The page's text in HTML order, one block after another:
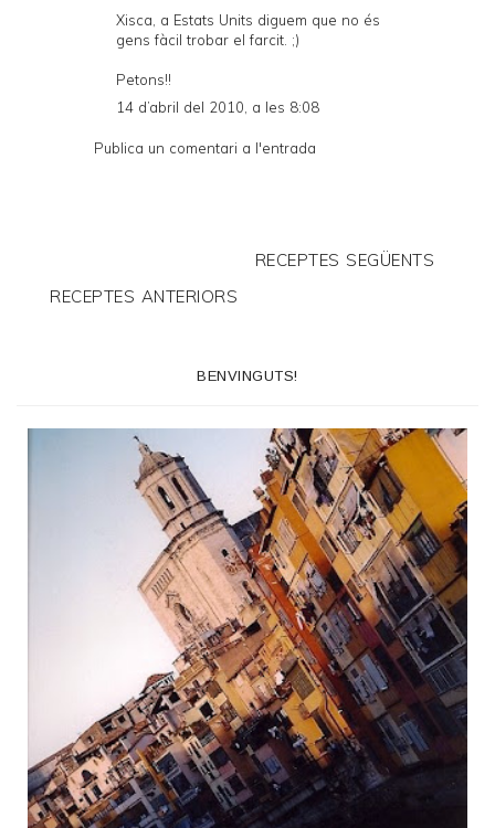
Xisca, a Estats Units diguem que no és
gens fàcil trobar el farcit. ;)
Petons!!
14 d’abril del 2010, a les 8:08
Publica un comentari a l'entrada
RECEPTES SEGÜENTS
RECEPTES ANTERIORS
BENVINGUTS!